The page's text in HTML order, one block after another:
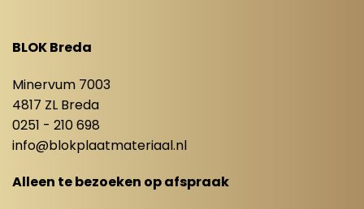
BLOK Breda
Minervum 7003
4817 ZL Breda
0251 - 210 698
info@blokplaatmateriaal.nl
Alleen te bezoeken op afspraak